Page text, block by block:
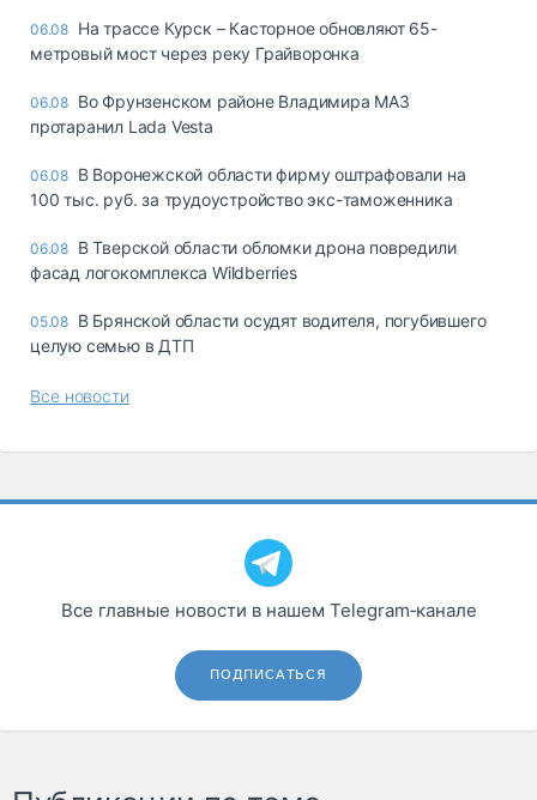
06.08 На трассе Курск – Касторное обновляют 65-
метровый мост через реку Грайворонка
06.08 Во Фрунзенском районе Владимира МАЗ
протаранил Lada Vesta
06.08 В Воронежской области фирму оштрафовали на
100 тыс. руб. за трудоустройство экс-таможенника
06.08 В Тверской области обломки дрона повредили
фасад логокомплекса Wildberries
05.08 В Брянской области осудят водителя, погубившего
целую семью в ДТП
Все новости
Все главные новости в нашем Telegram‑канале
ПОДПИСАТЬСЯ